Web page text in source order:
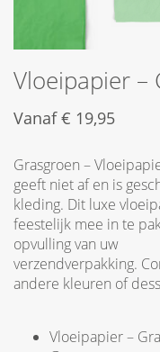
Vloeipapier –
Vanaf€ 19,95
Grasgroen –
geeft niet af en is
kleding. Dit luxe
feestelijk mee in te
opvulling van uw
verzendverpakking.
andere kleuren of
Vloeipapier –